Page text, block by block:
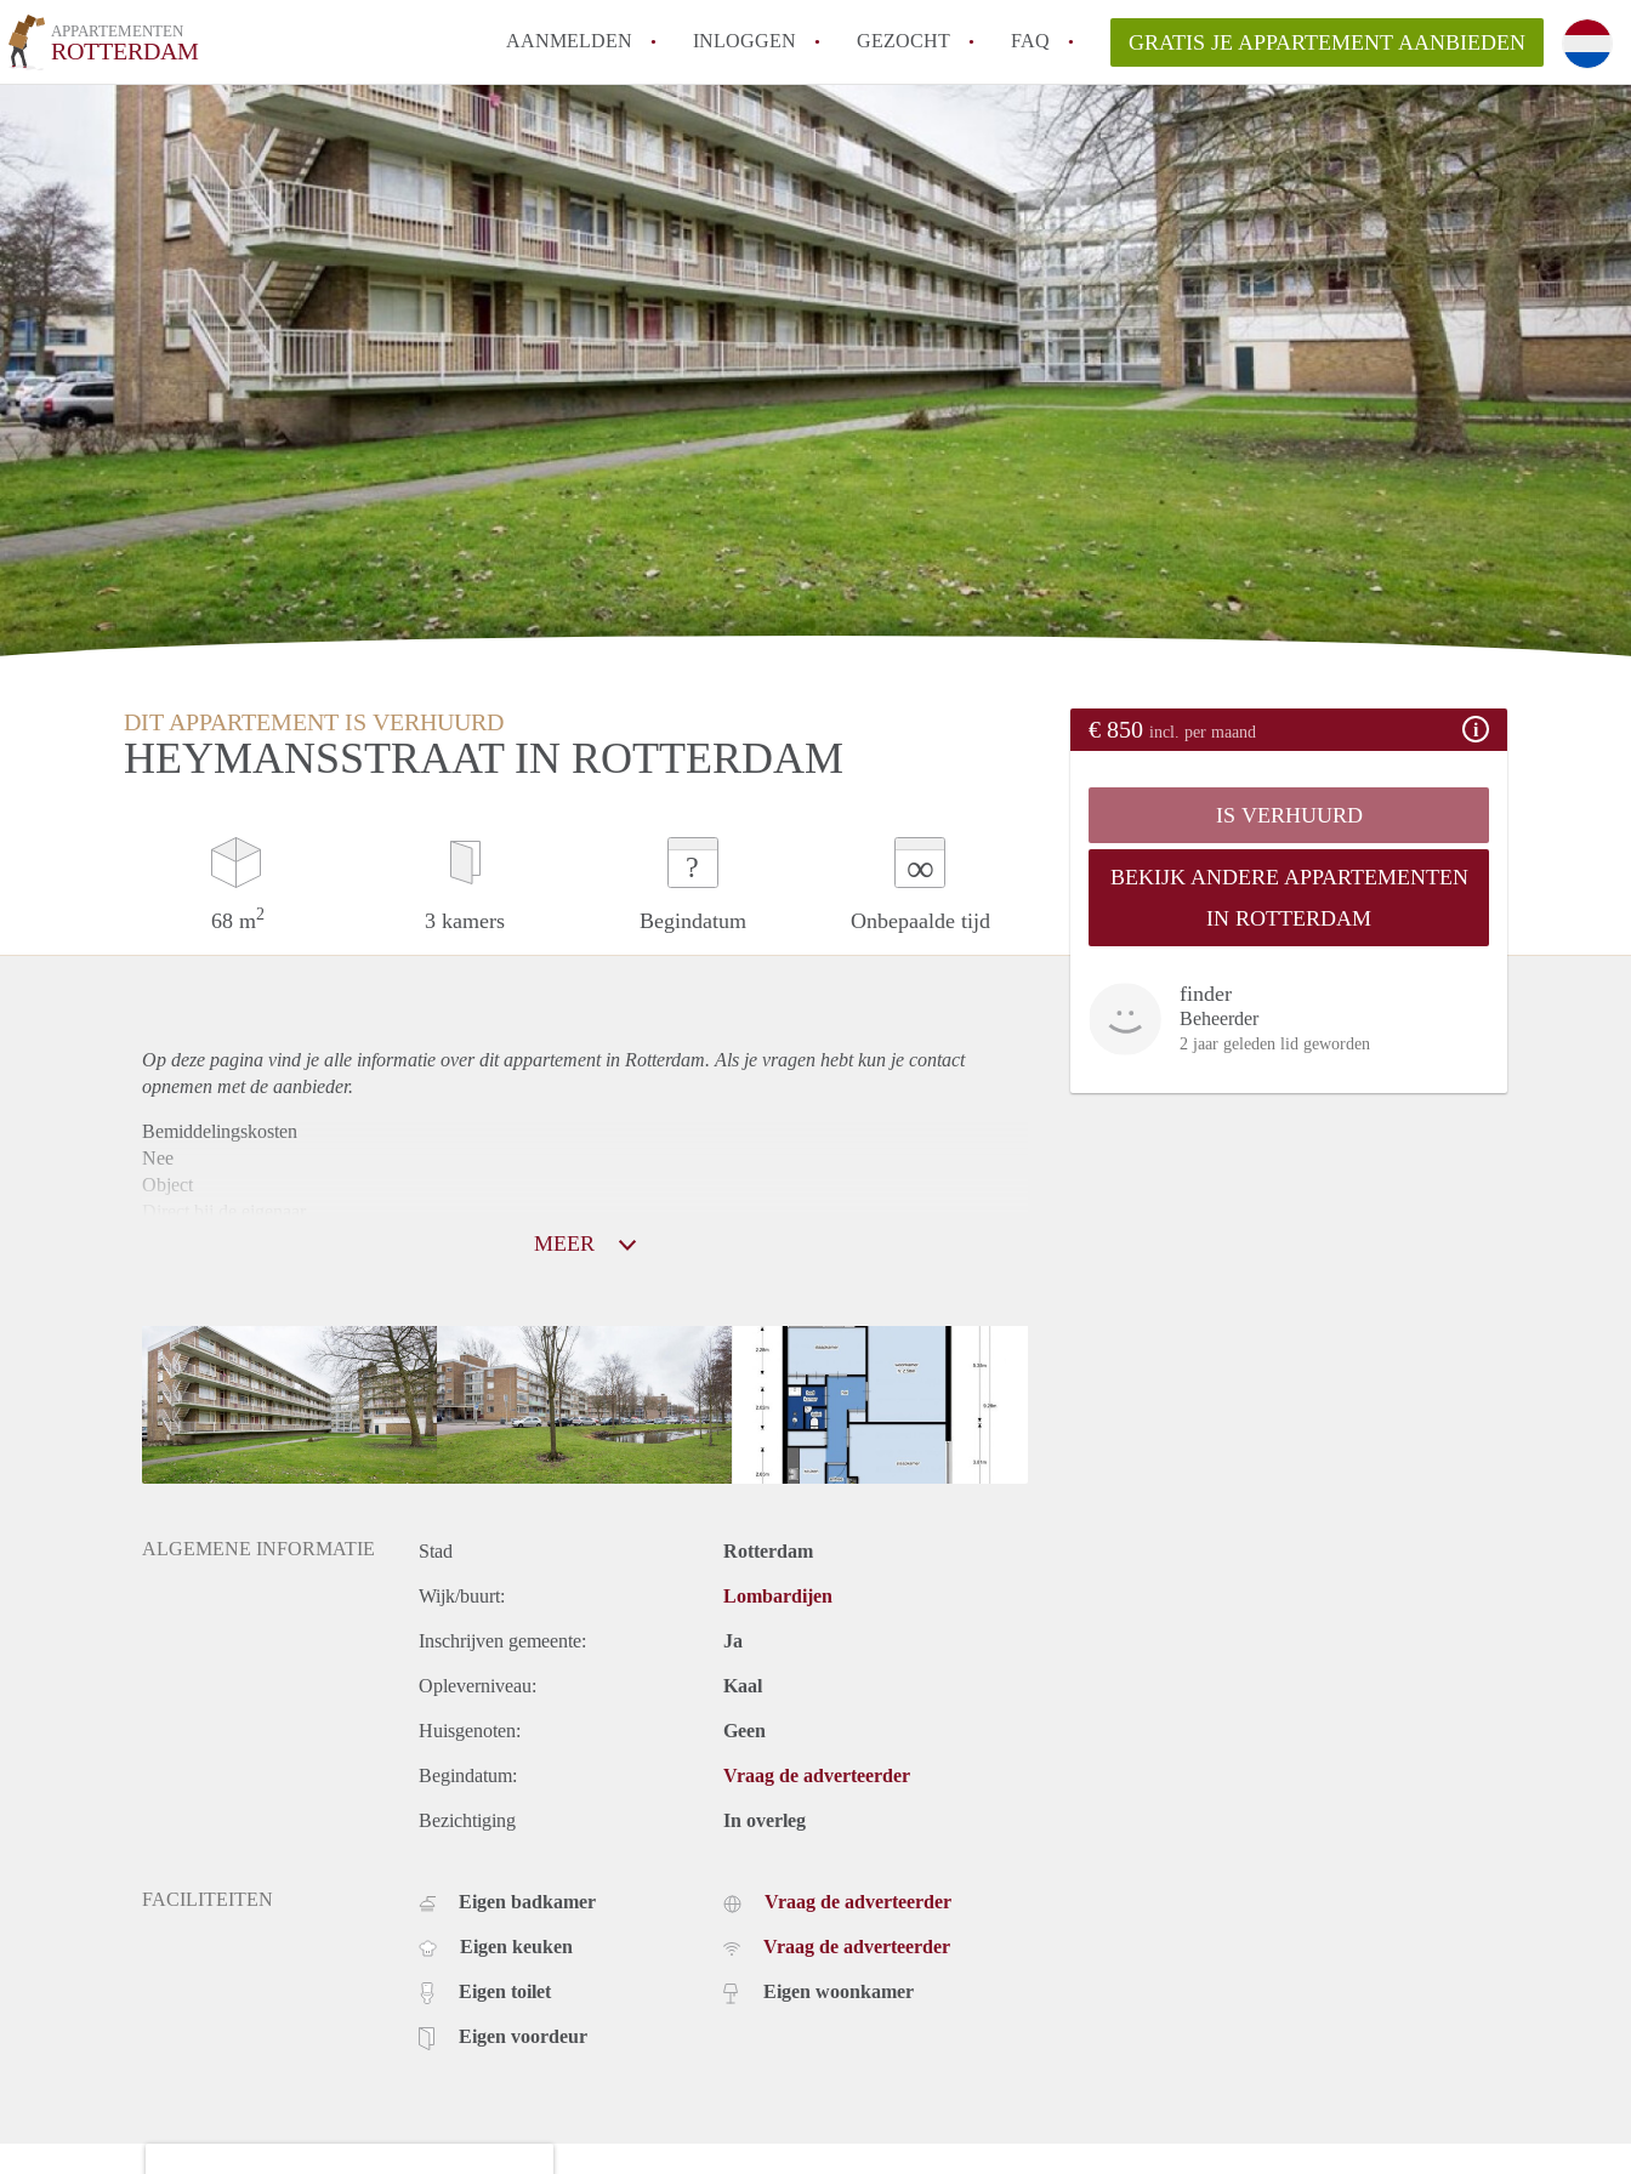
APPARTEMENTEN
ROTTERDAM AANMELDEN INLOGGEN GEZOCHT FAQ
How to translate AppartementRotterdam!
Wat is AppartementenRotterdam?
Hoeveel kost het om te reageren op een Appartement in Rotterdam?
Wat is de privacyverklaring van AppartementenRotterdam?
Berekent AppartementenRotterdam
makelaarsvergoeding/bemiddelingsvergoeding?
Alle veelgestelde vragen
GRATIS JE APPARTEMENT AANBIEDEN
DIT APPARTEMENT IS VERHUURD
HEYMANSSTRAAT IN ROTTERDAM
68 m2 3 kamers
?
Begindatum
∞
Onbepaalde tijd
€ 850 incl. per maand
IS VERHUURD
BEKIJK ANDERE APPARTEMENTEN
IN ROTTERDAM
finder
Beheerder
2 jaar geleden lid geworden
Op deze pagina vind je alle informatie over ditappartementin Rotterdam. Als je vragen hebt kun je contact
opnemen met de aanbieder.
Bemiddelingskosten
Nee
Object
Huurtoeslag
Mogelijk
Inkomen eis
N.V.T.
Huurtermijn
Onbepaalde termijn
MEER
ALGEMENE INFORMATIE Stad Rotterdam
Wijk/buurt: Lombardijen
Inschrijven gemeente: Ja
Opleverniveau: Kaal
Huisgenoten: Geen
Begindatum: Vraag de adverteerder
Bezichtiging In overleg
FACILITEITEN Eigen badkamer
Eigen keuken
Eigen toilet
Eigen voordeur
Vraag de adverteerder
Vraag de adverteerder
Eigen woonkamer